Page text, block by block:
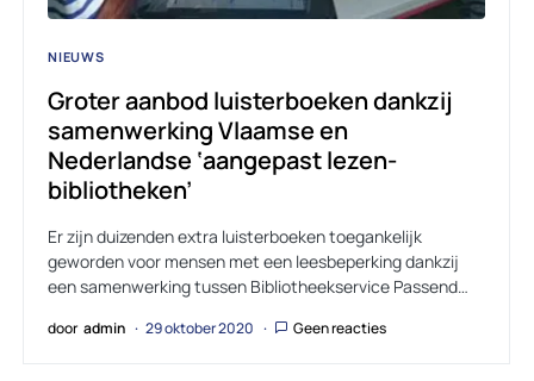
NIEUWS
Groter aanbod luisterboeken dankzij
samenwerking Vlaamse en
Nederlandse ‘aangepast lezen-
bibliotheken’
Er zijn duizenden extra luisterboeken toegankelijk
geworden voor mensen met een leesbeperking dankzij
een samenwerking tussen Bibliotheekservice Passend…
door admin 29 oktober 2020 Geen reacties